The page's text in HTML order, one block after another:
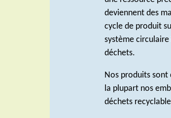
deviennent des
cycle de produit
système
déchets.
Nos produits sont
la plupart nos
déchets